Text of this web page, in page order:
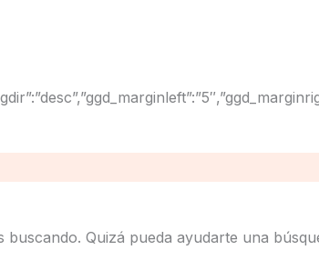
Quizá pueda ayudarte una